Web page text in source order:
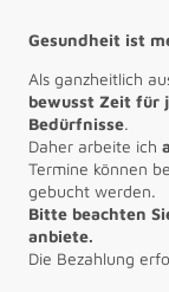
Gesundheit ist
Als ganzheitlich
bewusst Zeit für
Bedürfnisse.
Daher arbeite ich
Termine können
gebucht werden.
Bitte beachten
anbiete.
Die Bezahlung